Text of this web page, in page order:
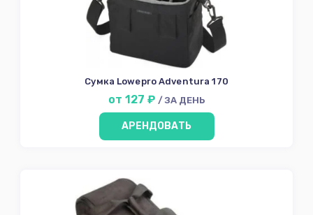
Сумка Lowepro Adventura 170
от 127 ₽ / ЗА ДЕНЬ
АРЕНДОВАТЬ